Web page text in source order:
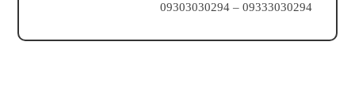
09333030294 – 09303030294